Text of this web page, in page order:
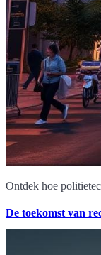
Ontdek hoe
De toekomst van